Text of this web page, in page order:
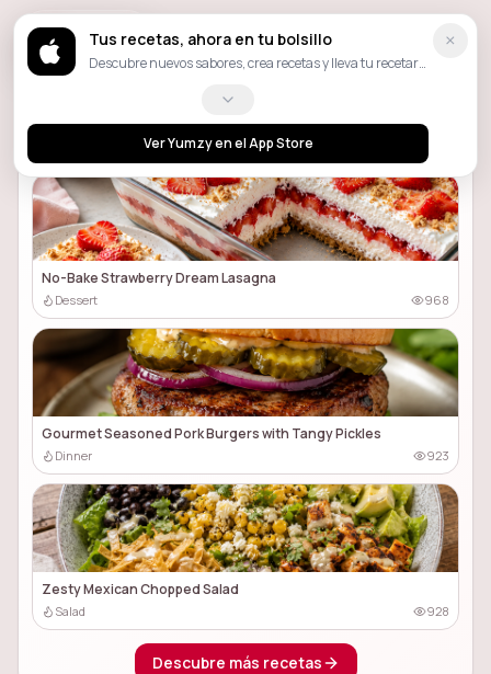
Yumzy
No-Bake Strawberry Dream Lasagna
Dessert 968
Gourmet Seasoned Pork Burgers with Tangy Pickles
Dinner 923
Zesty Mexican Chopped Salad
Salad 928
Descubre más recetas
×
Tus recetas, ahora en tu bolsillo
Descubre nuevos sabores, crea recetas y lleva tu recetario
Ver Yumzy en el App Store